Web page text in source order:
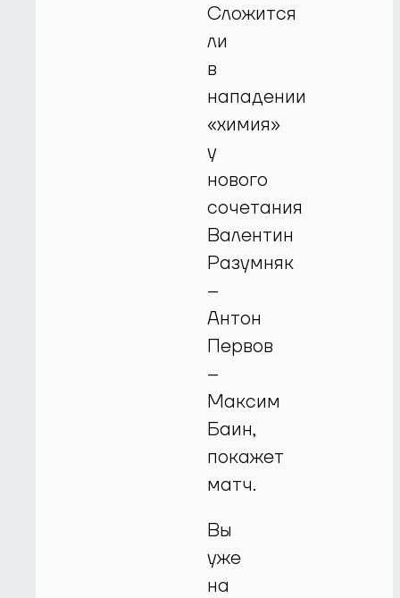
Сложится
ли
в
нападении
«химия»
у
нового
сочетания
Валентин
Разумняк
–
Антон
Первов
–
Максим
Баин,
покажет
матч.
Вы
уже
на